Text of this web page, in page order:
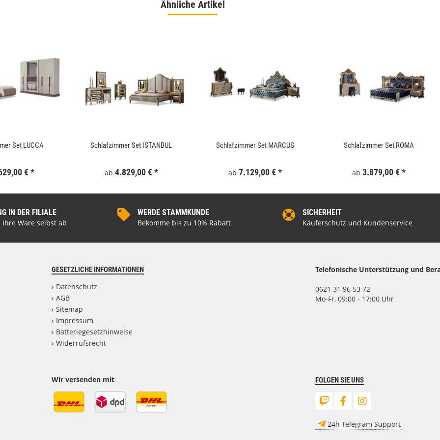
Ähnliche Artikel
Set LUCCA
€ *
Schlafzimmer Set ISTANBUL
ab 4.829,00 € *
Schlafzimmer Set MARCUS
ab 7.129,00 € *
Schlafzimmer Set ROMA
ab 3.879,00 € *
IN DER FILIALE
Ihre Ware selbst ab
WERDE STAMMKUNDE
Bekomme bis zu 10% Rabatt
SICHERHEIT
Käuferschutz und Kundenservice
GESETZLICHE INFORMATIONEN
Datenschutz
AGB
Sitemap
Impressum
Batteriegesetzhinweise
Widerrufsrecht
Telefonische Unterstützung und
0621 31 96 53 72
Mo-Fr, 09:00 - 17:00 Uhr
Wir versenden mit FOLGEN SIE UNS
24h Telegram Support